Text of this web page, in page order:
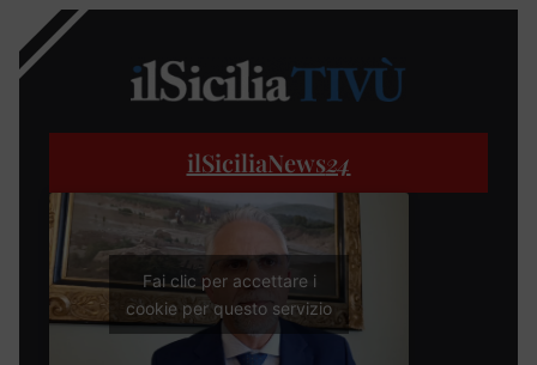
ilSiciliaNews24
Fai clic per accettare i
cookie per questo servizio